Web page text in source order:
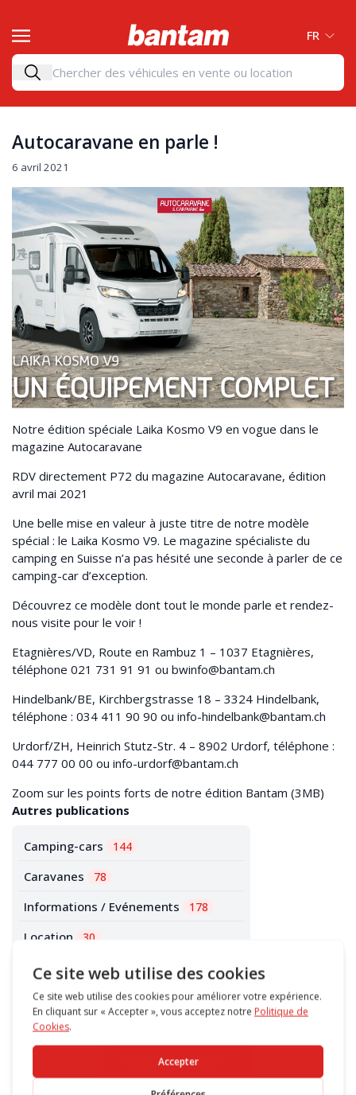
FR
Autocaravane en parle !
6 avril 2021
Notre édition spéciale Laika Kosmo V9 en vogue dans le
magazine Autocaravane
RDV directement P72 du magazine Autocaravane, édition
avril mai 2021
Une belle mise en valeur à juste titre de notre modèle
spécial : le Laika Kosmo V9. Le magazine spécialiste du
camping en Suisse n’a pas hésité une seconde à parler de ce
camping-car d’exception.
Découvrez ce modèle dont tout le monde parle et rendez-
nous visite pour le voir !
Etagnières/VD, Route en Rambuz 1 – 1037 Etagnières,
téléphone 021 731 91 91 ou bwinfo@bantam.ch
Hindelbank/BE, Kirchbergstrasse 18 – 3324 Hindelbank,
téléphone : 034 411 90 90 ou info-hindelbank@bantam.ch
Urdorf/ZH, Heinrich Stutz-Str. 4 – 8902 Urdorf, téléphone :
044 777 00 00 ou info-urdorf@bantam.ch
Zoom sur les points forts de notre édition Bantam (3MB)
Autres publications
Camping-cars 144
Caravanes 78
Informations / Evénements 178
Location 30
Magasin 126
Promotions 56
Accéder au blog